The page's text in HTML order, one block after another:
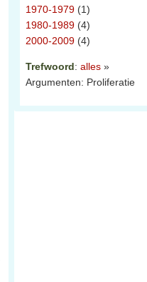
1970-1979 (1)
1980-1989 (4)
2000-2009 (4)
Trefwoord: alles »
Argumenten: Proliferatie